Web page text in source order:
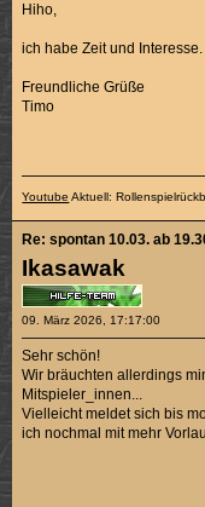
Hiho,
ich habe Zeit und Interesse.
Freundliche Grüße
Timo
Youtube Aktuell:
Ikasawak
09. März 2026, 17:17:00
Re: spontan 10.03. ab
Sehr schön!
Wir bräuchten allerdings
Mitspieler_innen...
Vielleicht meldet sich bis
ich nochmal mit mehr